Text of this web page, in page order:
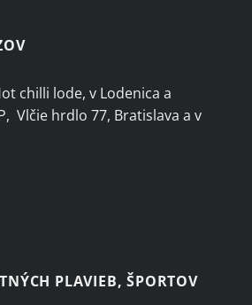
chilli lode, v Lodenica a
Vlčie hrdlo 77, Bratislava a v
PLAVIEB, ŠPORTOV